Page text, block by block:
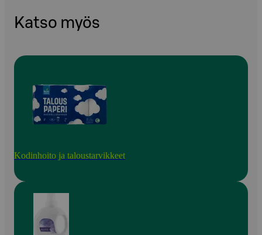
Katso myös
Kodinhoito ja taloustarvikkeet